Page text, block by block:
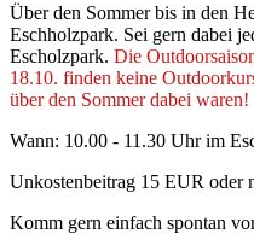
Über den Sommer bis in den
Eschholzpark. Sei gern dabei
Escholzpark. Die
18.10. finden keine
über den Sommer dabei waren!
Wann: 10.00 - 11.30 Uhr im
Unkostenbeitrag 15 EUR oder
Komm gern einfach spontan